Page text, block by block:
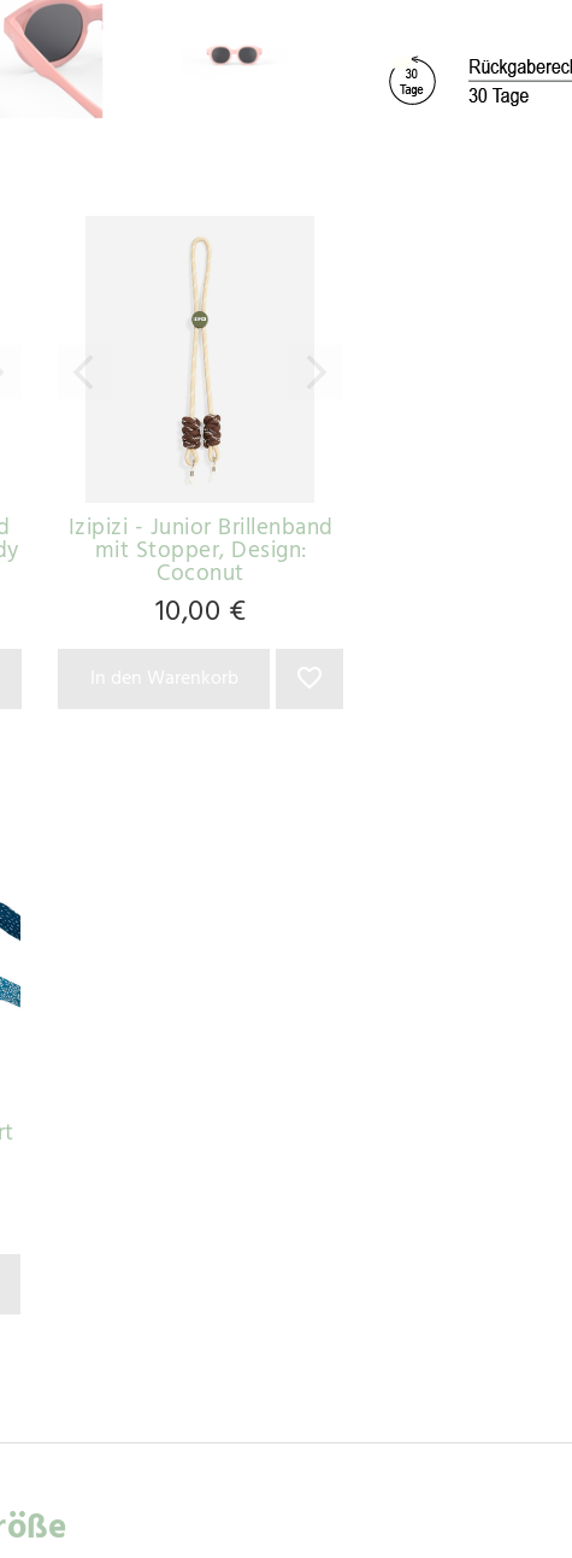
Izipizi - Junior Brillenband
mit Stopper, Design:
Coconut
10,00 €